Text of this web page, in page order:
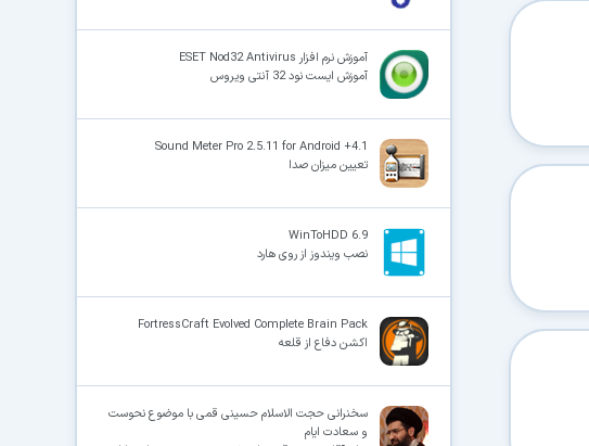
آموزش نرم افزار ESET Nod32 Antivirus
آموزش ایست نود 32 آنتی ویروس
Sound Meter Pro 2.5.11 for Android +4.1
تعیین میزان صدا
WinToHDD 6.9
نصب ویندوز از روی هارد
FortressCraft Evolved Complete Brain Pack
اکشن دفاع از قلعه
سخنرانی حجت الاسلام حسینی قمی با موضوع نحوست
و سعادت ایام